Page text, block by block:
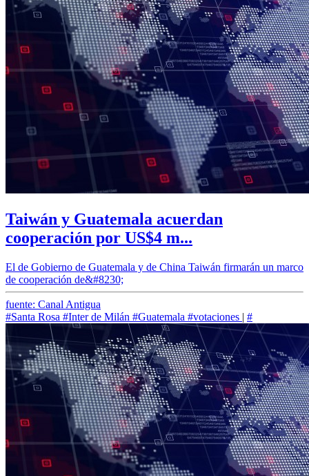
Taiwán y Guatemala acuerdan
cooperación por US$4 m...
El de Gobierno de Guatemala y de China Taiwán firmarán un marco
de cooperación de&#8230;
fuente: Canal Antigua
#Santa Rosa #Inter de Milán #Guatemala #votaciones | #